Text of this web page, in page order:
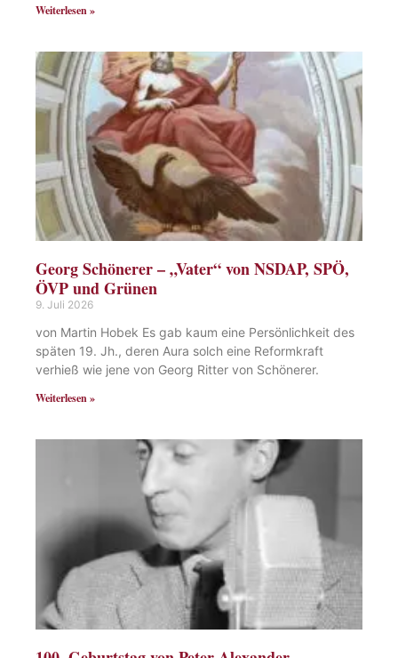
Weiterlesen »
Georg Schönerer – „Vater“ von NSDAP, SPÖ,
ÖVP und Grünen
9. Juli 2026
von Martin Hobek Es gab kaum eine Persönlichkeit des
späten 19. Jh., deren Aura solch eine Reformkraft
verhieß wie jene von Georg Ritter von Schönerer.
Weiterlesen »